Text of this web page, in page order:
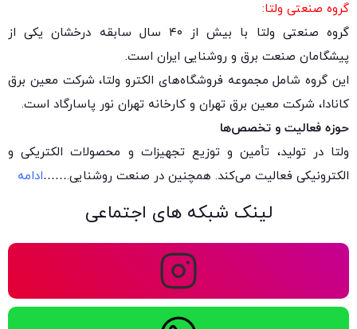
گروه صنعتی ولتا:
گروه صنعتی ولتا با بیش از ۴۰ سال سابقه درخشان یکی از
پیشگامان صنعت برق و روشنایی ایران است.
این گروه شامل مجموعه فروشگاه‌های الکترو ولتا، شرکت معین برق
کانادا، شرکت معین برق تهران و کارخانه تهران نور پاسارگاد است.
حوزه فعالیت و تخصص‌ها
ولتا در تولید، تأمین و توزیع تجهیزات و محصولات الکتریکی و
الکترونیکی فعالیت می‌کند. همچنین در صنعت روشنایی.……ادامه
لینک شبکه های اجتماعی